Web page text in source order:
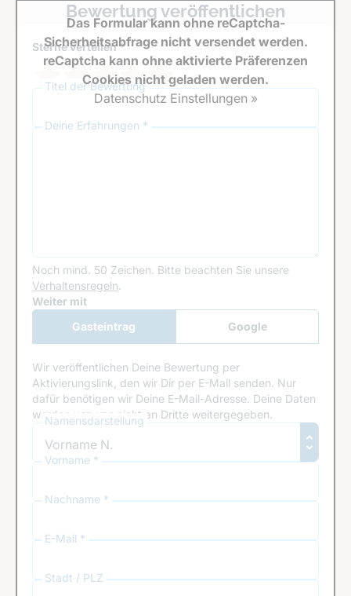
Bewertung veröffentlichen
Sterne verteilen *
Titel der Bewertung
Deine Erfahrungen *
Noch mind. 50 Zeichen. Bitte beachten Sie unsere
Verhaltensregeln.
Google Recaptcha
Weiter mit
Gasteintrag
Google
Anmeldung
Wir veröffentlichen Deine Bewertung per
Aktivierungslink, den wir Dir per E-Mail senden. Nur
dafür benötigen wir Deine E-Mail-Adresse. Deine Daten
werden von uns nicht an Dritte weitergegeben.
Namensdarstellung
Vorname *
Nachname *
E-Mail *
Stadt / PLZ
Das Formular kann ohne reCaptcha-
Sicherheitsabfrage nicht versendet werden.
reCaptcha kann ohne aktivierte Präferenzen
Cookies nicht geladen werden.
Datenschutz Einstellungen »